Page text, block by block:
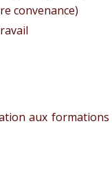
convenance)
aux